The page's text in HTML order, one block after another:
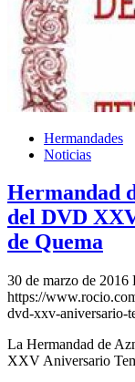
Hermandades
Noticias
Hermandad
del DVD
de Quema
30 de marzo de 2016
https://
dvd-xxv-aniversario-
La Hermandad de
XXV Aniversario